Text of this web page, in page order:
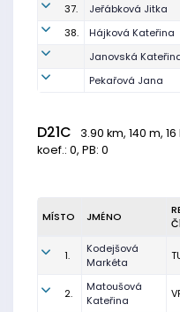
37.
Jeřábková Jitka
38.
Hájková Kateřina
Janovská
Pekařová Jana
D21C 3.90 km, 140 m,
koef.: 0, PB: 0
MÍSTO JMÉNO
1.
Kodejšová
Markéta
2.
Matoušová
Kateřina